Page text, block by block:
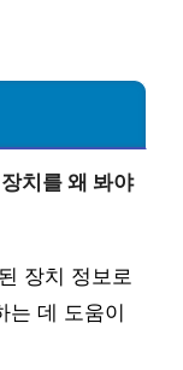
치를 왜 봐야
장치 정보로
는 데 도움이